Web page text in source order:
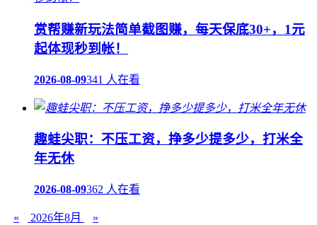
赏帮赚新玩法简单截图赚，每天保底30+，1元
起体现秒到帐！
2026-08-09341 人在看
趣蛙尖职：不压工资，挣多少提多少，打米全
年无休
2026-08-09362 人在看
« 2026年8月 »